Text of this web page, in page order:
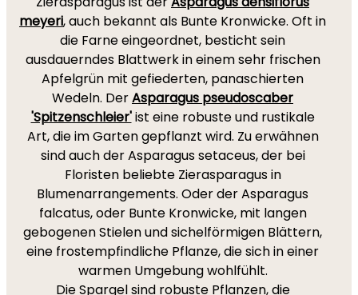
meyeri, auch bekannt als Bunte Kronwicke. Oft in
die Farne eingeordnet, besticht sein
ausdauerndes Blattwerk in einem sehr frischen
Apfelgrün mit gefiederten, panaschierten
Wedeln. DerAsparagus pseudoscaber
'Spitzenschleier'ist eine robuste und rustikale
Art, die im Garten gepflanzt wird. Zu erwähnen
sind auch der Asparagus setaceus, der bei
Floristen beliebte Zierasparagus in
Blumenarrangements. Oder der Asparagus
falcatus, oder Bunte Kronwicke, mit langen
gebogenen Stielen und sichelförmigen Blättern,
eine frostempfindliche Pflanze, die sich in einer
warmen Umgebung wohlfühlt.
Die Spargel sind robuste Pflanzen, die